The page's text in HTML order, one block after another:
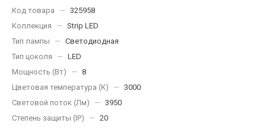
Код товара
— 325958
Коллекция
— Strip LED
Тип лампы
— Светодиодная
Тип цоколя
— LED
Мощность (Вт)
— 8
Цветовая температура (К)
— 3000
Световой поток (Лм)
— 3950
Степень защиты (IP)
— 20